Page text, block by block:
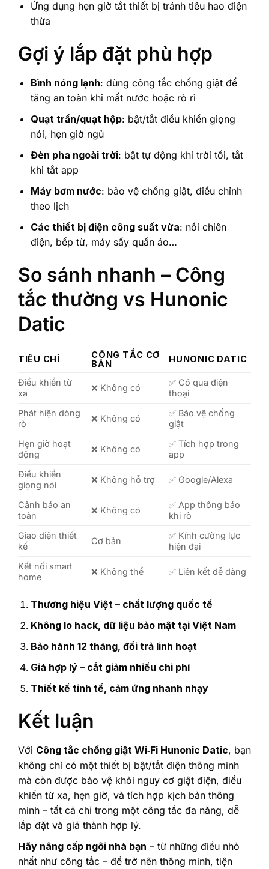
Ứng dụng hẹn giờ tắt thiết bị tránh tiêu hao điện
thừa
Gợi ý lắp đặt phù hợp
Bình nóng lạnh: dùng công tắc chống giật để
tăng an toàn khi mất nước hoặc rò rỉ
Quạt trần/quạt hộp: bật/tắt điều khiển giọng
nói, hẹn giờ ngủ
Đèn pha ngoài trời: bật tự động khi trời tối, tắt
khi tắt app
Máy bơm nước: bảo vệ chống giật, điều chỉnh
theo lịch
Các thiết bị điện công suất vừa: nồi chiên
điện, bếp từ, máy sấy quần áo…
So sánh nhanh – Công
tắc thường vs Hunonic
Datic
TIÊU CHÍ
CÔNG TẮC CƠ
BẢN
HUNONIC DATIC
Điều khiển từ
xa
❌ Không có
✅ Có qua điện
thoại
Phát hiện dòng
rò
❌ Không có
✅ Bảo vệ chống
giật
Hẹn giờ hoạt
động
❌ Không có
✅ Tích hợp trong
app
Điều khiển
giọng nói
❌ Không hỗ trợ ✅ Google/Alexa
Cảnh báo an
toàn
❌ Không có
✅ App thông báo
khi rò
Giao diện thiết
kế
Cơ bản
✅ Kính cường lực
hiện đại
Kết nối smart
home
❌ Không thể ✅ Liên kết dễ dàng
Thương hiệu Việt – chất lượng quốc tế
Không lo hack, dữ liệu bảo mật tại Việt Nam
Bảo hành 12 tháng, đổi trả linh hoạt
Giá hợp lý – cắt giảm nhiều chi phí
Thiết kế tinh tế, cảm ứng nhanh nhạy
Kết luận
Với Công tắc chống giật Wi‑Fi Hunonic Datic, bạn
không chỉ có một thiết bị bật/tắt điện thông minh
mà còn được bảo vệ khỏi nguy cơ giật điện, điều
khiển từ xa, hẹn giờ, và tích hợp kịch bản thông
minh – tất cả chỉ trong một công tắc đa năng, dễ
lắp đặt và giá thành hợp lý.
Hãy nâng cấp ngôi nhà bạn – từ những điều nhỏ
nhất như công tắc – để trở nên thông minh, tiện